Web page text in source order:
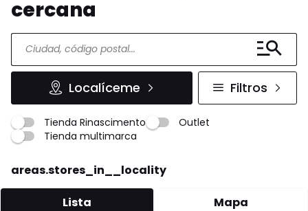
cercana
Localíceme Filtros
Tienda Rinascimento
Outlet
Tienda multimarca
areas.stores_in__locality
Lista Mapa